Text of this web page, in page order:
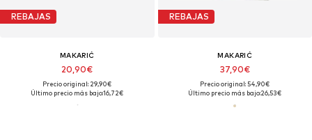
REBAJAS
MAKARIĆ
20,90€
Precio original: 29,90€
Último precio más bajo:16,72€
REBAJAS
MAKARIĆ
37,90€
Precio original: 54,90€
Último precio más bajo:26,53€